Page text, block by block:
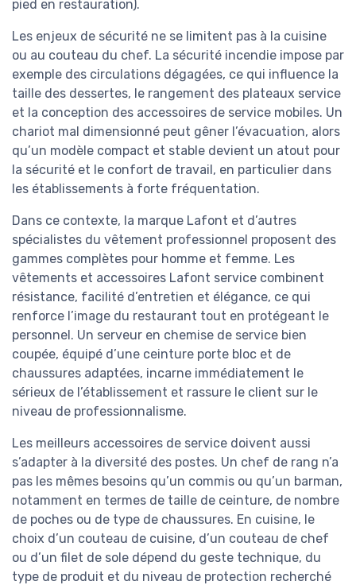
pied en restauration).
Les enjeux de sécurité ne se limitent pas à la cuisine
ou au couteau du chef. La sécurité incendie impose par
exemple des circulations dégagées, ce qui influence la
taille des dessertes, le rangement des plateaux service
et la conception des accessoires de service mobiles. Un
chariot mal dimensionné peut gêner l’évacuation, alors
qu’un modèle compact et stable devient un atout pour
la sécurité et le confort de travail, en particulier dans
les établissements à forte fréquentation.
Dans ce contexte, la marque Lafont et d’autres
spécialistes du vêtement professionnel proposent des
gammes complètes pour homme et femme. Les
vêtements et accessoires Lafont service combinent
résistance, facilité d’entretien et élégance, ce qui
renforce l’image du restaurant tout en protégeant le
personnel. Un serveur en chemise de service bien
coupée, équipé d’une ceinture porte bloc et de
chaussures adaptées, incarne immédiatement le
sérieux de l’établissement et rassure le client sur le
niveau de professionnalisme.
Les meilleurs accessoires de service doivent aussi
s’adapter à la diversité des postes. Un chef de rang n’a
pas les mêmes besoins qu’un commis ou qu’un barman,
notamment en termes de taille de ceinture, de nombre
de poches ou de type de chaussures. En cuisine, le
choix d’un couteau de cuisine, d’un couteau de chef
ou d’un filet de sole dépend du geste technique, du
type de produit et du niveau de protection recherché